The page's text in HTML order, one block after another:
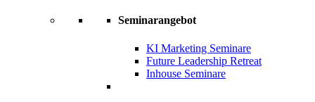
Seminarangebot
KI Marketing Seminare
Future Leadership Retreat
Inhouse Seminare